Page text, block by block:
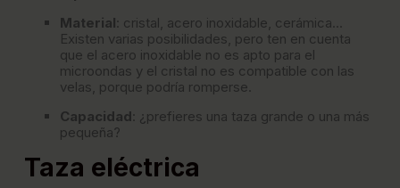
Material : cristal, acero inoxidable, cerámica...
Existen varias posibilidades, pero ten en cuenta
que el acero inoxidable no es apto para el
microondas y el cristal no es compatible con las
velas, porque podría romperse.
Capacidad : ¿prefieres una taza grande o una más
pequeña?
Taza eléctrica